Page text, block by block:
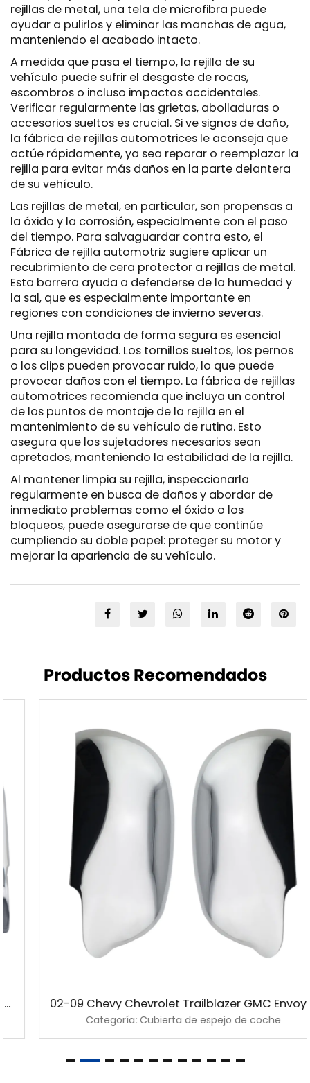
rejillas de metal, una tela de microfibra puede
ayudar a pulirlos y eliminar las manchas de agua,
manteniendo el acabado intacto.
A medida que pasa el tiempo, la rejilla de su
vehículo puede sufrir el desgaste de rocas,
escombros o incluso impactos accidentales.
Verificar regularmente las grietas, abolladuras o
accesorios sueltos es crucial. Si ve signos de daño,
la fábrica de rejillas automotrices le aconseja que
actúe rápidamente, ya sea reparar o reemplazar la
rejilla para evitar más daños en la parte delantera
de su vehículo.
Las rejillas de metal, en particular, son propensas a
la óxido y la corrosión, especialmente con el paso
del tiempo. Para salvaguardar contra esto, el
Fábrica de rejilla automotriz sugiere aplicar un
recubrimiento de cera protector a rejillas de metal.
Esta barrera ayuda a defenderse de la humedad y
la sal, que es especialmente importante en
regiones con condiciones de invierno severas.
Una rejilla montada de forma segura es esencial
para su longevidad. Los tornillos sueltos, los pernos
o los clips pueden provocar ruido, lo que puede
provocar daños con el tiempo. La fábrica de rejillas
automotrices recomienda que incluya un control
de los puntos de montaje de la rejilla en el
mantenimiento de su vehículo de rutina. Esto
asegura que los sujetadores necesarios sean
apretados, manteniendo la estabilidad de la rejilla.
Al mantener limpia su rejilla, inspeccionarla
regularmente en busca de daños y abordar de
inmediato problemas como el óxido o los
bloqueos, puede asegurarse de que continúe
cumpliendo su doble papel: proteger su motor y
mejorar la apariencia de su vehículo.
Productos Recomendados
02-09 Chevy Chevrolet Trailblazer GMC Envoy cubierta cromada de espejo
Categoría: Cubierta de espejo de coche